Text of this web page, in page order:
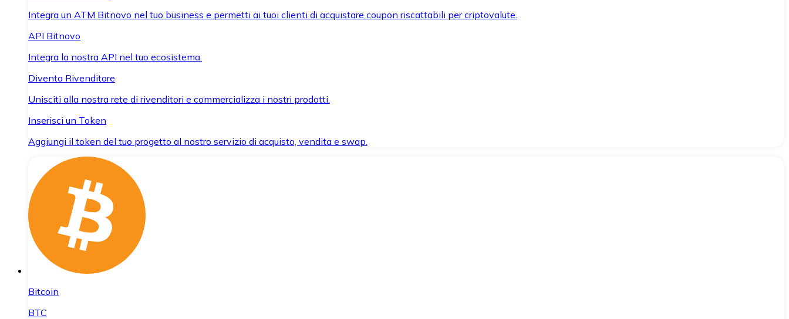
Integra un ATM Bitnovo nel tuo business e permetti ai tuoi clienti di acquistare coupon riscattabili per criptovalute.
API Bitnovo
Integra la nostra API nel tuo ecosistema.
Diventa Rivenditore
Unisciti alla nostra rete di rivenditori e commercializza i nostri prodotti.
Inserisci un Token
Aggiungi il token del tuo progetto al nostro servizio di acquisto, vendita e swap.
Bitcoin
BTC